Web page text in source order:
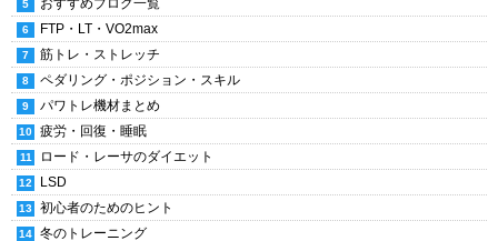
おすすめブログ一覧
FTP・LT・VO2max
筋トレ・ストレッチ
ペダリング・ポジション・スキル
パワトレ機材まとめ
疲労・回復・睡眠
ロード・レーサのダイエット
LSD
初心者のためのヒント
冬のトレーニング